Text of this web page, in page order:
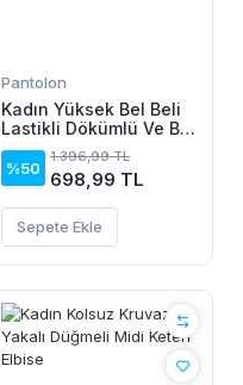
Pantolon
Kadın Yüksek Bel Beli
Lastikli Dökümlü Ve Beli
şeritli Pera Pantolon
%50
1.396,99 TL
698,99 TL
Sepete Ekle